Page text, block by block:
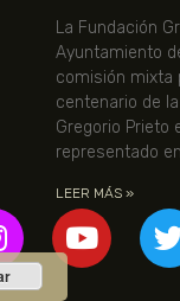
La Fundación
Ayuntamiento
comisión mixta
centenario de
Gregorio Prieto
representado
LEER MÁS »